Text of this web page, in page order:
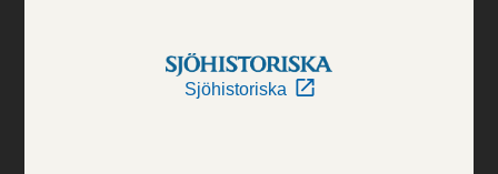
Sjöhistoriska